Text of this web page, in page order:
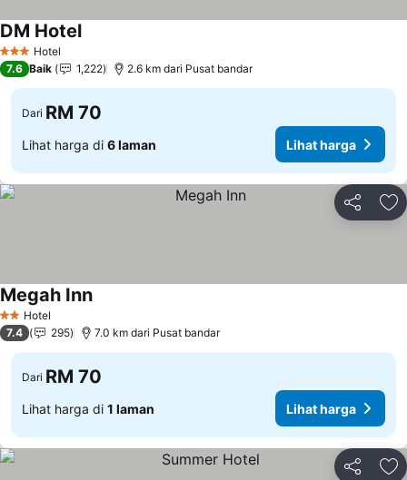
3 BintangHotel
DM Hotel
7.6 Baik 1,222 2.6 km dari Pusat bandar
Dari RM 70
Lihat harga di 6 laman Lihat harga
Kongsi
2 Bintang
Hotel
Megah Inn
7.4 295 7.0 km dari Pusat bandar
Dari RM 70
Lihat harga di 1 laman Lihat harga
Kongsi